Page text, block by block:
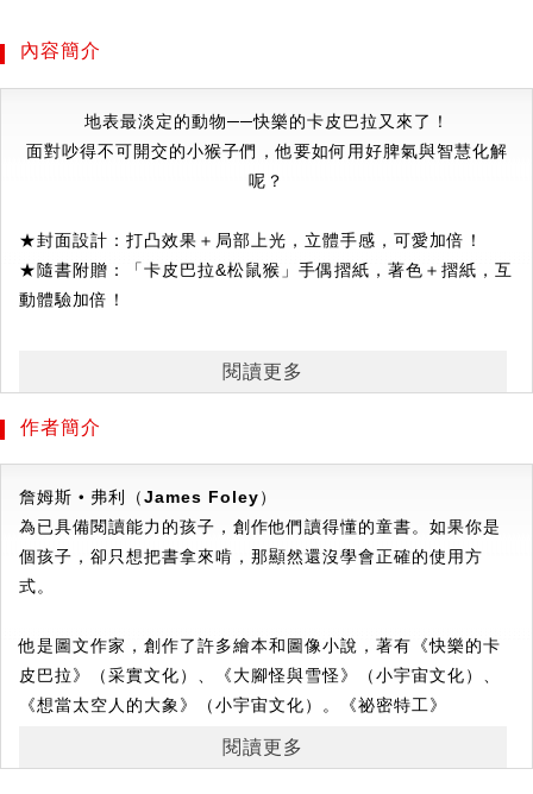
內容簡介
地表最淡定的動物──快樂的卡皮巴拉又來了！
面對吵得不可開交的小猴子們，他要如何用好脾氣與智慧化解
呢？
★封面設計：打凸效果＋局部上光，立體手感，可愛加倍！
★隨書附贈：「卡皮巴拉&松鼠猴」手偶摺紙，著色＋摺紙，互
動體驗加倍！
他總是悠閒愜意，和朋友們在大草原裡放鬆玩耍。
為了「最後一根香蕉」爭吵不休，甚至掀起泥巴大戰，
卡皮巴拉要如何化解這場香蕉之亂呢？
✦✧✦✧✦✧✦✧✦✧✦
四隻小猴子爭奪最後一根香蕉，
不管卡皮巴拉將香蕉分給誰，都會有人不開心、不服氣。
面對吵得不可開交的小猴子，卡皮巴拉並沒有斥責大家，
而是用行動將這根香蕉分享給其他更需要的小猴子，
讓大家學會分享，更勝獨自擁有。
閱讀更多
作者簡介
詹姆斯‧弗利（James Foley）
為已具備閱讀能力的孩子，創作他們讀得懂的童書。如果你是
個孩子，卻只想把書拿來啃，那顯然還沒學會正確的使用方
式。
他是圖文作家，創作了許多繪本和圖像小說，著有《快樂的卡
皮巴拉》（采實文化）、《大腳怪與雪怪》（小宇宙文化）、
《想當太空人的大象》（小宇宙文化）。《祕密特工》
譯）、《我的完美機器人哥哥？》
閱讀更多